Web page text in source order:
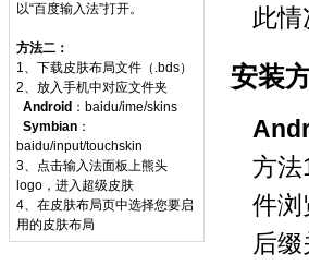
以“百度输入法”打开。
方法二：
1、下载皮肤布局文件（.bds）
2、放入手机中对应文件夹
Android ：baidu/ime/skins
Symbian ：
baidu/input/touchskin
3、点击输入法面板上熊头
logo，进入超级皮肤
4、在皮肤布局页中选择您要启
用的皮肤布局
此
安装
方法
件浏
后